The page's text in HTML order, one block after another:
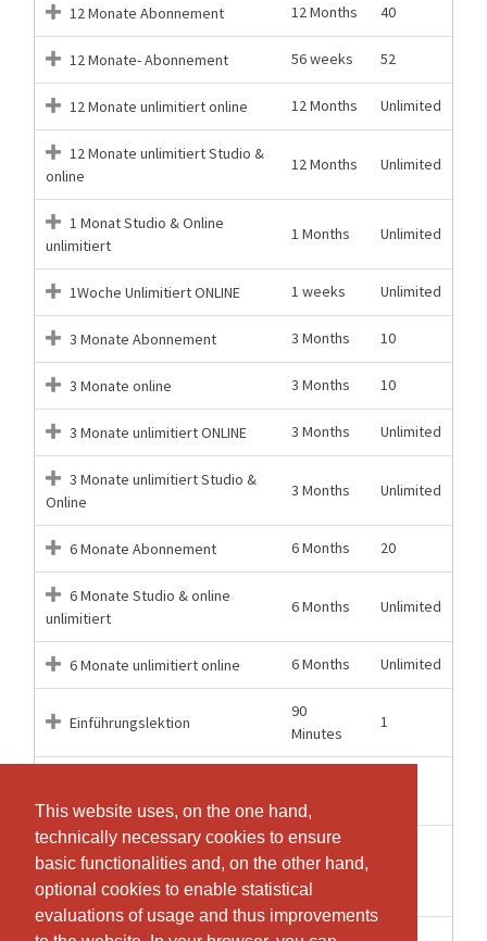
This website uses, on the one hand,
technically necessary cookies to ensure
basic functionalities and, on the other hand,
optional cookies to enable statistical
evaluations of usage and thus improvements
This website uses, on the one hand,
technically necessary cookies to ensure
basic functionalities and, on the other hand,
optional cookies to enable statistical
evaluations of usage and thus improvements
12 Monate Abonnement 12 Months 40
12 Monate- Abonnement 56 weeks 52
12 Monate unlimitiert online 12 Months Unlimited
12 Monate unlimitiert Studio &
online
12 Months Unlimited
1 Monat Studio & Online
unlimitiert
1 Months Unlimited
1Woche Unlimitiert ONLINE 1 weeks Unlimited
3 Monate Abonnement 3 Months 10
3 Monate online 3 Months 10
3 Monate unlimitiert ONLINE 3 Months Unlimited
3 Monate unlimitiert Studio &
Online
3 Months Unlimited
6 Monate Abonnement 6 Months 20
6 Monate Studio & online
unlimitiert
6 Months Unlimited
6 Monate unlimitiert online 6 Months Unlimited
Einführungslektion
90
Minutes
1
Minutes
Frühlingsreset mit veganer
Ernährung
21.03.2026
-
21.03.2026